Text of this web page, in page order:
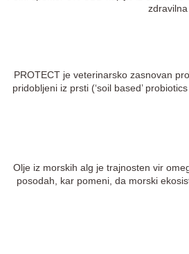
PROTECT je veterinarsko zasnovan
pridobljeni iz prsti (‘soil based’
Olje iz morskih alg je trajnosten vir
posodah, kar pomeni, da morski